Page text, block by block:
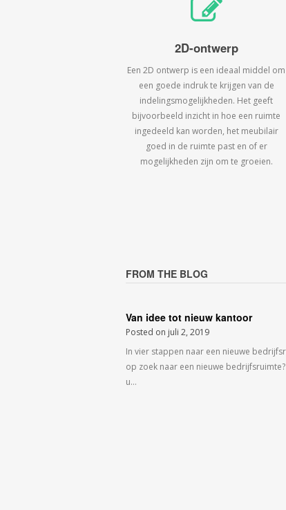
2D-ontwerp
Een 2D ontwerp is een ideaal middel om
een goede indruk te krijgen van de
indelingsmogelijkheden. Het geeft
bijvoorbeeld inzicht in hoe een ruimte
ingedeeld kan worden, het meubilair
goed in de ruimte past en of er
mogelijkheden zijn om te groeien.
FROM THE BLOG
Van idee tot nieuw kantoor
Posted on juli 2, 2019
In vier stappen naar een nieuwe
op zoek naar een nieuwe
u…